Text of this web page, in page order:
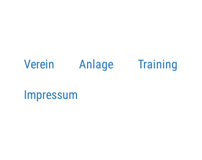
Verein Anlage Training
Impressum